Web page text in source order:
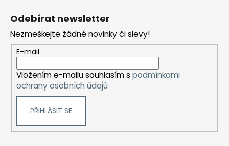
Odebírat newsletter
Nezmeškejte žádné novinky či slevy!
E-mail
Vložením e-mailu souhlasím s podmínkami
ochrany osobních údajů
PŘIHLÁSIT SE